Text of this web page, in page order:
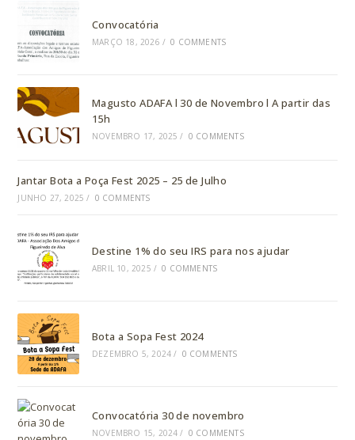
Convocatória
MARÇO 18, 2026 / 0 COMMENTS
Magusto ADAFA l 30 de Novembro l A partir das
15h
NOVEMBRO 17, 2025 / 0 COMMENTS
Jantar Bota a Poça Fest 2025 – 25 de Julho
JUNHO 27, 2025 / 0 COMMENTS
Destine 1% do seu IRS para nos ajudar
ABRIL 10, 2025 / 0 COMMENTS
Bota a Sopa Fest 2024
DEZEMBRO 5, 2024 / 0 COMMENTS
Convocatória 30 de novembro
NOVEMBRO 15, 2024 / 0 COMMENTS